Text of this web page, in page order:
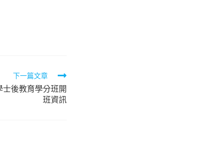
下一篇文章
後教育學分班開
班資訊